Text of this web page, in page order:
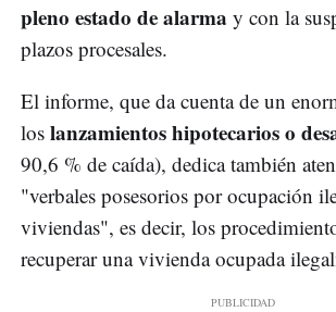
pleno estado de alarma y con la
plazos procesales.
El informe, que da cuenta de un
los lanzamientos hipotecarios o
90,6 % de caída), dedica también
"verbales posesorios por ocupación
viviendas", es decir, los
recuperar una vivienda ocupada